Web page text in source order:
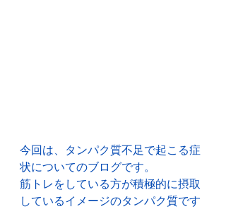
今回は、タンパク質不足で起こる症
状についてのブログです。
筋トレをしている方が積極的に摂取
しているイメージのタンパク質です